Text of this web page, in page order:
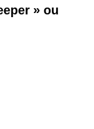
» ou